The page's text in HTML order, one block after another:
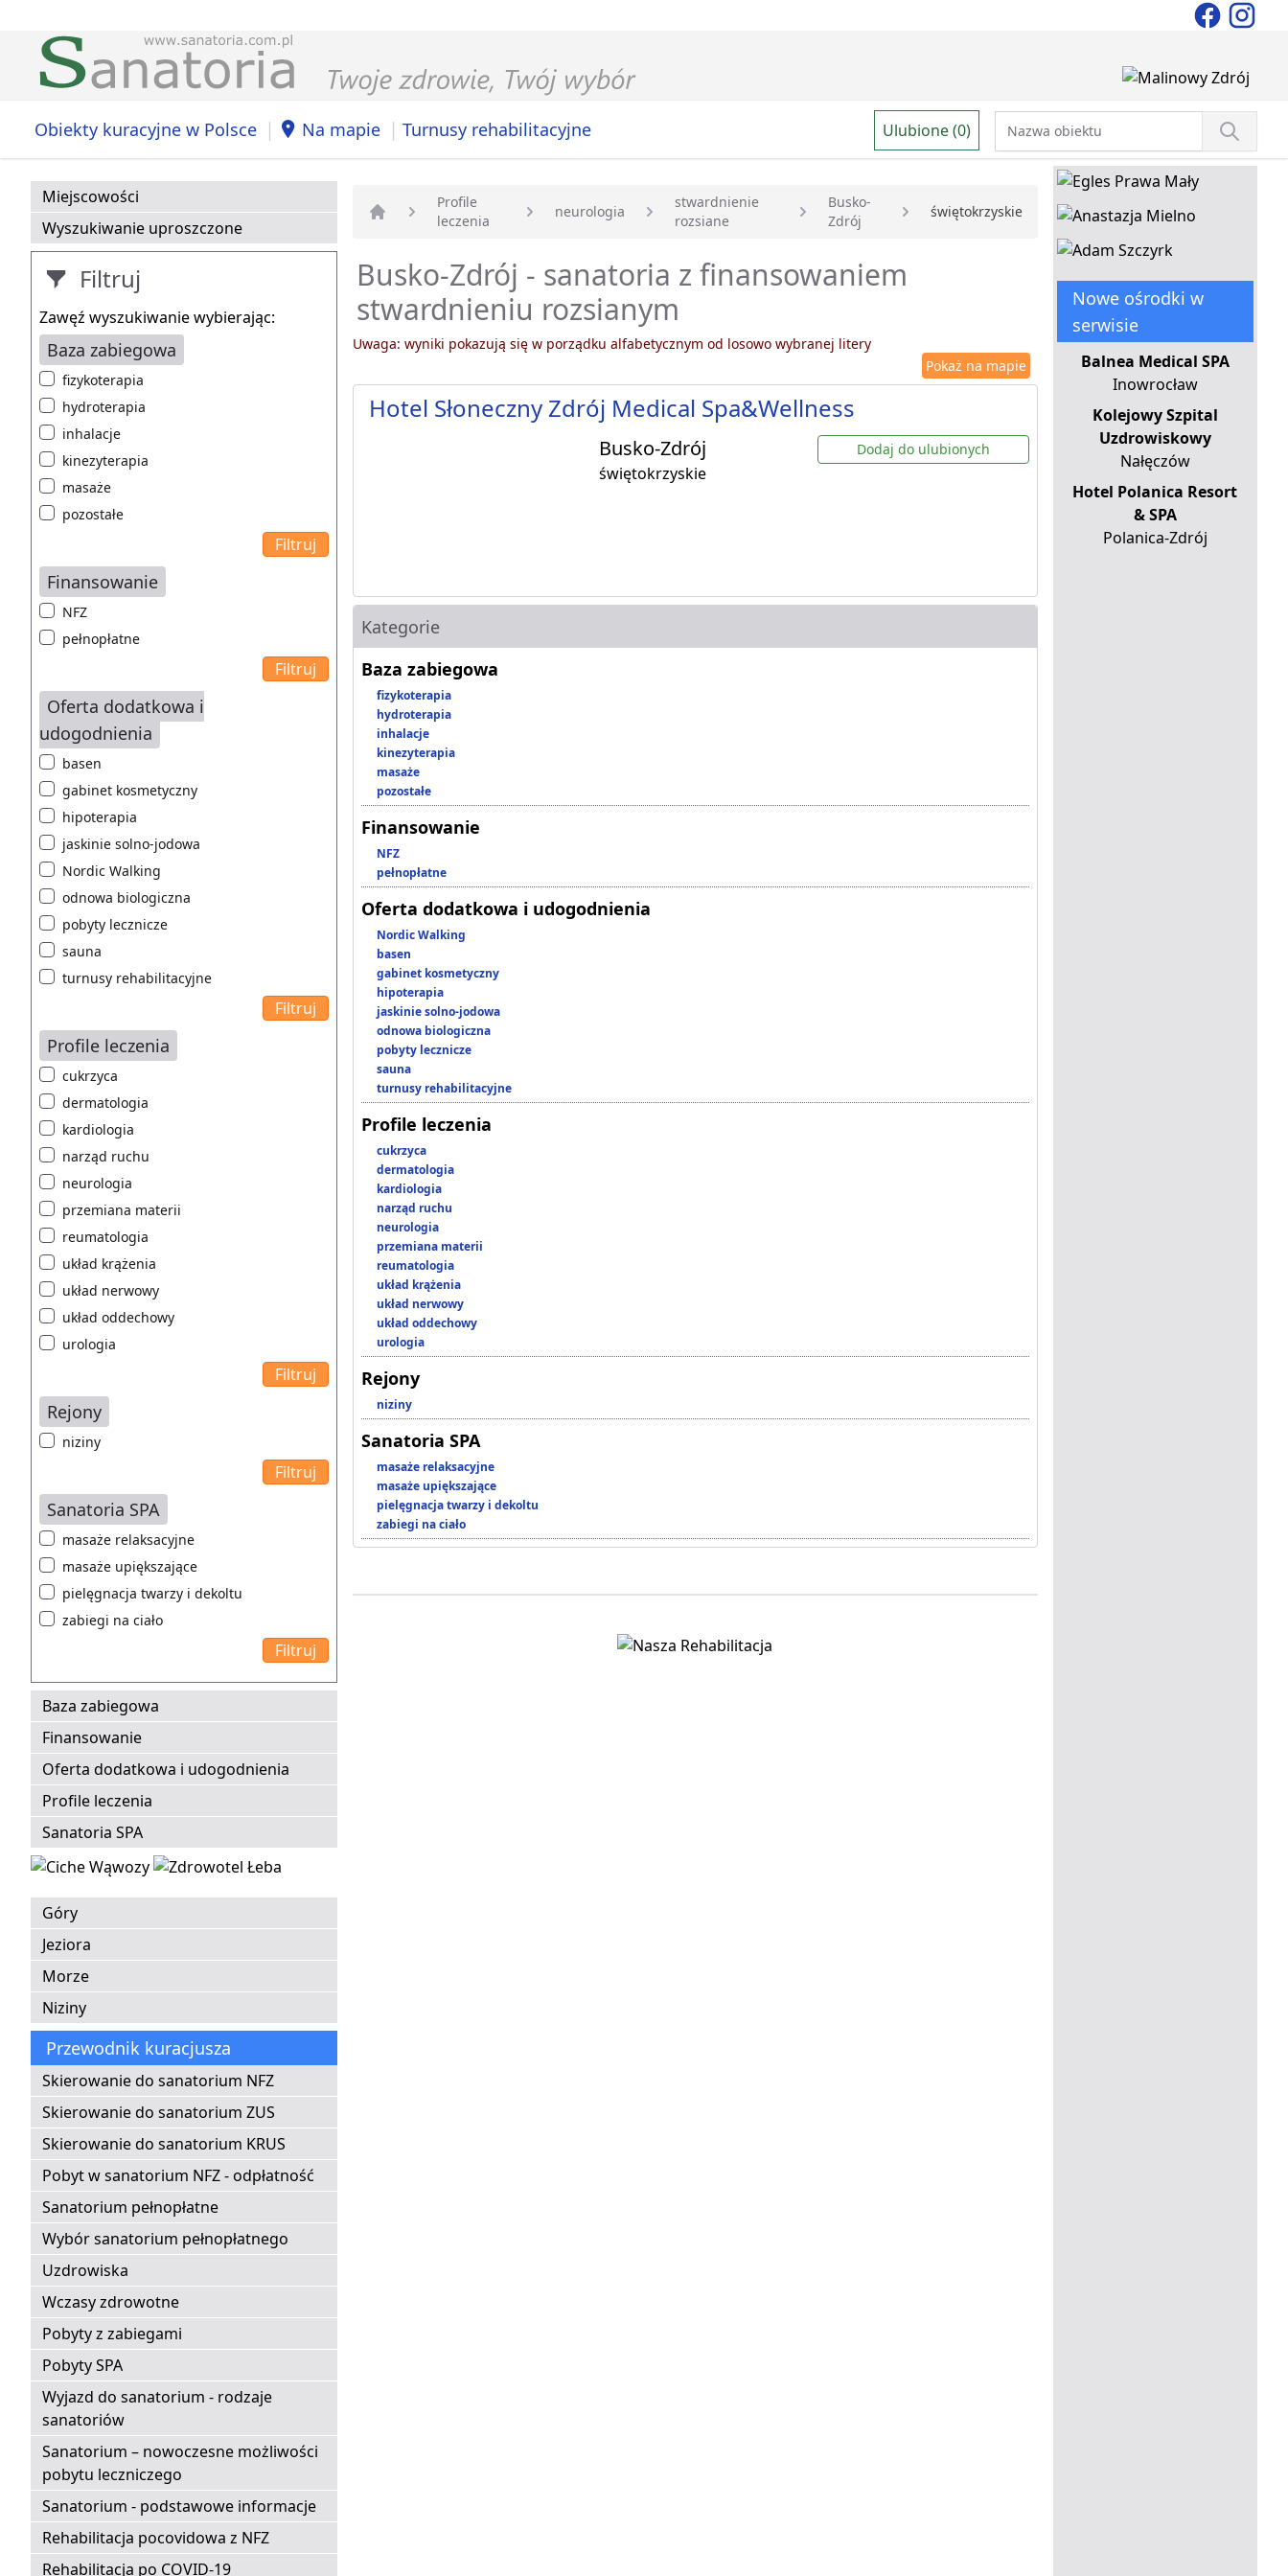
Obiekty kuracyjne w Polsce | Na mapie | Turnusy rehabilitacyjne Ulubione (0)
Miejscowości
Wyszukiwanie uproszczone
Filtruj
Zawęź wyszukiwanie wybierając:
Baza zabiegowa
fizykoterapia
hydroterapia
inhalacje
kinezyterapia
masaże
pozostałe
Finansowanie
NFZ
pełnopłatne
Oferta dodatkowa i
udogodnienia
basen
gabinet kosmetyczny
hipoterapia
jaskinie solno-jodowa
Nordic Walking
odnowa biologiczna
pobyty lecznicze
sauna
turnusy rehabilitacyjne
Profile leczenia
cukrzyca
dermatologia
kardiologia
narząd ruchu
neurologia
przemiana materii
reumatologia
układ krążenia
układ nerwowy
układ oddechowy
urologia
Rejony
niziny
Sanatoria SPA
masaże relaksacyjne
masaże upiększające
pielęgnacja twarzy i dekoltu
zabiegi na ciało
Baza zabiegowa
Finansowanie
Oferta dodatkowa i udogodnienia
Profile leczenia
Sanatoria SPA
Góry
Jeziora
Morze
Niziny
Przewodnik kuracjusza
Skierowanie do sanatorium NFZ
Skierowanie do sanatorium ZUS
Skierowanie do sanatorium KRUS
Pobyt w sanatorium NFZ - odpłatność
Sanatorium pełnopłatne
Wybór sanatorium pełnopłatnego
Uzdrowiska
Wczasy zdrowotne
Pobyty z zabiegami
Pobyty SPA
Wyjazd do sanatorium - rodzaje
sanatoriów
Sanatorium – nowoczesne możliwości
pobytu leczniczego
Sanatorium - podstawowe informacje
Rehabilitacja pocovidowa z NFZ
Rehabilitacja po COVID-19
Strona główna
Profile
leczenia
neurologia
stwardnienie
rozsiane
Busko-
Zdrój
świętokrzyskie
Busko-Zdrój - sanatoria z finansowaniem
stwardnieniu rozsianym
Uwaga: wyniki pokazują się w porządku alfabetycznym od losowo wybranej litery
Pokaż na mapie
Hotel Słoneczny Zdrój Medical Spa&Wellness
Busko-Zdrój
świętokrzyskie
Dodaj do ulubionych
Kategorie
Baza zabiegowa
fizykoterapia
hydroterapia
inhalacje
kinezyterapia
masaże
pozostałe
Finansowanie
NFZ
pełnopłatne
Oferta dodatkowa i udogodnienia
Nordic Walking
basen
gabinet kosmetyczny
hipoterapia
jaskinie solno-jodowa
odnowa biologiczna
pobyty lecznicze
sauna
turnusy rehabilitacyjne
Profile leczenia
cukrzyca
dermatologia
kardiologia
narząd ruchu
neurologia
przemiana materii
reumatologia
układ krążenia
układ nerwowy
układ oddechowy
urologia
Rejony
niziny
Sanatoria SPA
masaże relaksacyjne
masaże upiększające
pielęgnacja twarzy i dekoltu
zabiegi na ciało
Nowe ośrodki w
serwisie
Balnea Medical SPA
Inowrocław
Kolejowy Szpital
Uzdrowiskowy
Nałęczów
Hotel Polanica Resort
& SPA
Polanica-Zdrój